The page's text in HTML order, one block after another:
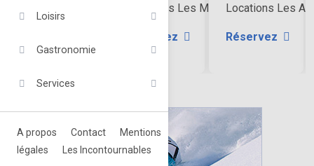
Loisirs
Gastronomie
Services
A propos Contact
Mentions
légales
Les Incontournables
Locations Les Ménuires.
Réservez
Locations Les
Réservez